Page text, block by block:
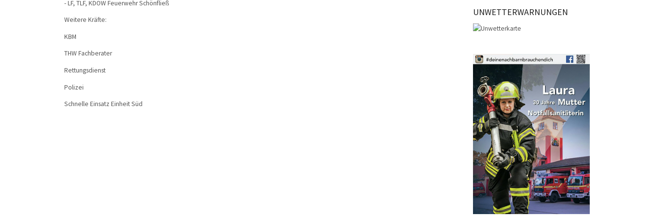
- LF, TLF, KDOW Feuerwehr Schönfließ
Weitere Kräfte:
KBM
THW Fachberater
Rettungsdienst
Polizei
Schnelle Einsatz Einheit Süd
UNWETTERWARNUNGEN